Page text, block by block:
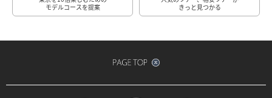
モデルコースを提案
きっと見つかる